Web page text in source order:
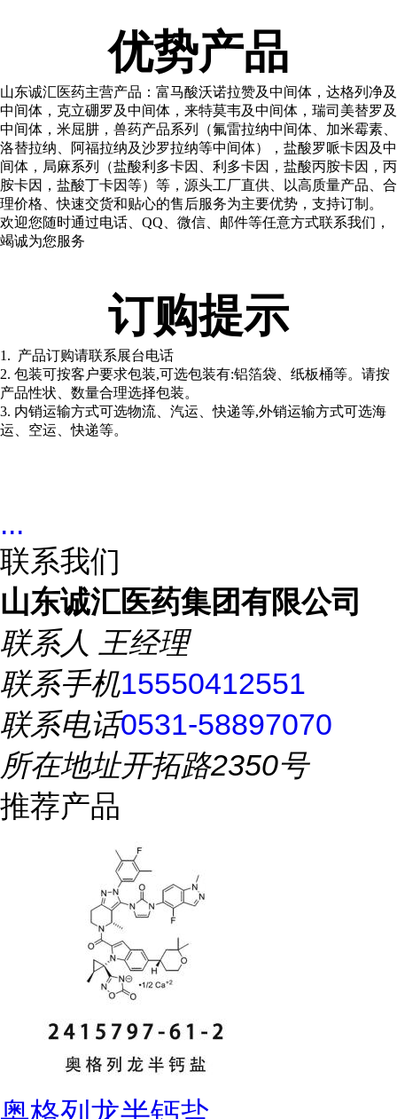
优势产品
山东诚汇医药主营产品：富马酸沃诺拉赞及中间体，达格列净及
中间体，克立硼罗及中间体，来特莫韦及中间体，瑞司美替罗及
中间体，米屈肼，兽药产品系列（氟雷拉纳中间体、加米霉素、
洛替拉纳、阿福拉纳及沙罗拉纳等中间体），盐酸罗哌卡因及中
间体，局麻系列（盐酸利多卡因、利多卡因，盐酸丙胺卡因，丙
胺卡因，盐酸丁卡因等）等，源头工厂直供、以高质量产品、合
理价格、快速交货和贴心的售后服务为主要优势，支持订制。
欢迎您随时通过电话、QQ、微信、邮件等任意方式联系我们，
竭诚为您服务
订购提示
1. 产品订购请联系展台电话
2. 包装可按客户要求包装,可选包装有:铝箔袋、纸板桶等。请按
产品性状、数量合理选择包装。
3. 内销运输方式可选物流、汽运、快递等,外销运输方式可选海
运、空运、快递等。
...
联系我们
山东诚汇医药集团有限公司
联系人 王经理
联系手机15550412551
联系电话0531-58897070
所在地址开拓路2350号
推荐产品